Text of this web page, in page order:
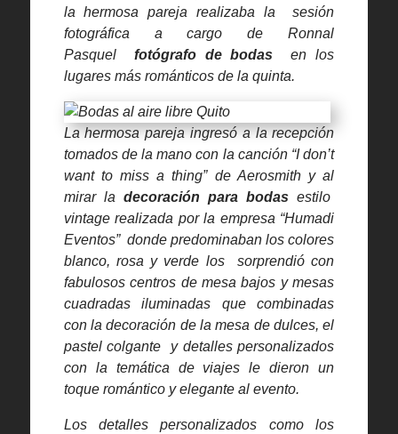
la hermosa pareja realizaba la sesión
fotográfica a cargo de Ronnal
Pasquel fotógrafo de bodas en los
lugares más románticos de la quinta.
La hermosa pareja ingresó a la recepción
tomados de la mano con la canción “I don’t
want to miss a thing” de Aerosmith y al
mirar la decoración para bodasestilo
vintage realizada por la empresa “Humadi
Eventos” donde predominaban los colores
blanco, rosa y verde los sorprendió con
fabulosos centros de mesa bajos y mesas
cuadradas iluminadas que combinadas
con la decoración de la mesa de dulces, el
pastel colgante y detalles personalizados
con la temática de viajes le dieron un
toque romántico y elegante al evento.
Los detalles personalizados como los